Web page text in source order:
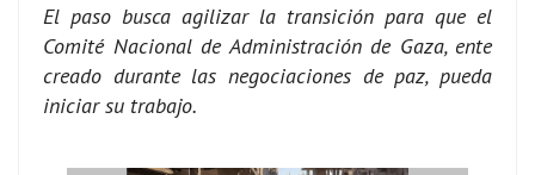
El paso busca agilizar la transición para que el
Comité Nacional de Administración de Gaza, ente
creado durante las negociaciones de paz, pueda
iniciar su trabajo.